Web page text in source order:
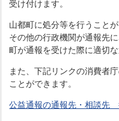
受け付けます。
山都町に処分等を行うこと
その他の行政機関が通報先
町が通報を受けた際に適切
また、下記リンクの消費者
ことができます。
公益通報の通報先・相談先